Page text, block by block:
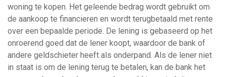
woning te kopen. Het geleende bedrag wordt gebruikt om
de aankoop te financieren en wordt terugbetaald met rente
over een bepaalde periode. De lening is gebaseerd op het
onroerend goed dat de lener koopt, waardoor de bank of
andere geldschieter heeft als onderpand. Als de lener niet
in staat is om de lening terug te betalen, kan de bank het